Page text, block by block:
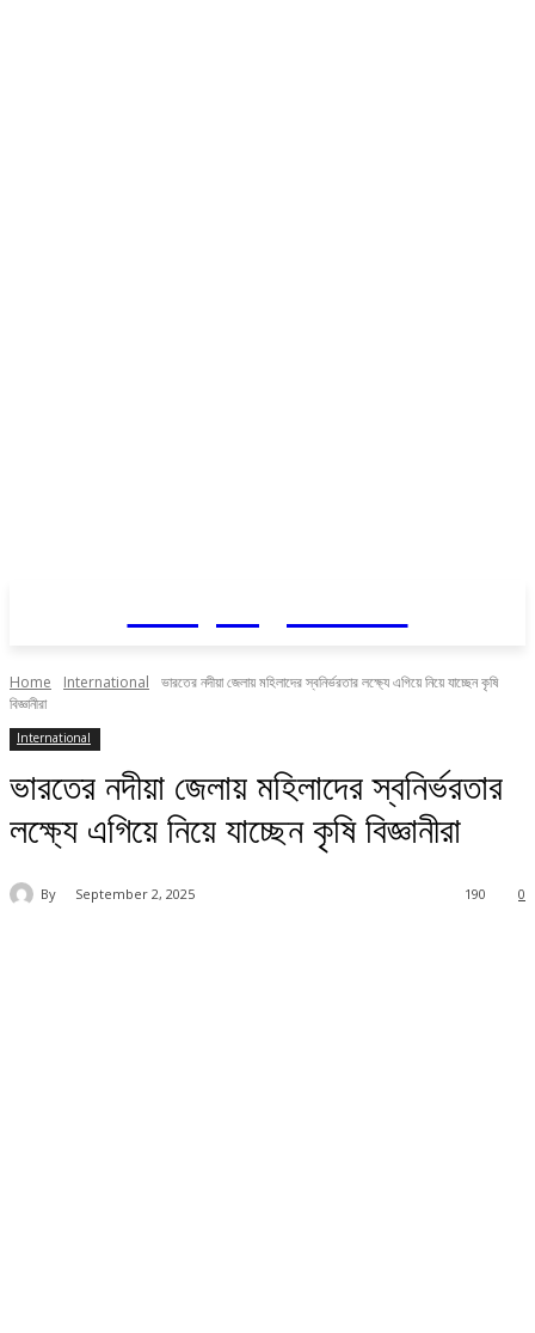
Home International
ভারতের নদীয়া জেলায় মহিলাদের স্বনির্ভরতার লক্ষ্যে এগিয়ে নিয়ে যাচ্ছেন কৃষি
বিজ্ঞানীরা
International
ভারতের নদীয়া জেলায় মহিলাদের স্বনির্ভরতার
লক্ষ্যে এগিয়ে নিয়ে যাচ্ছেন কৃষি বিজ্ঞানীরা
By September 2, 2025 0
190